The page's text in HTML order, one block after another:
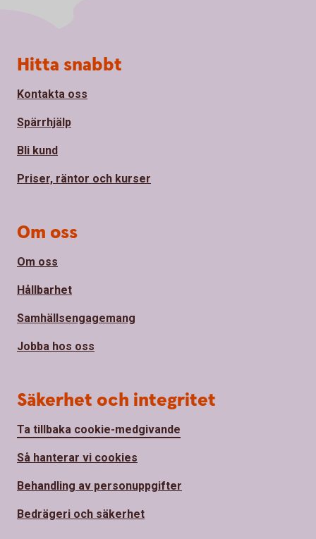
Sidfot
Hitta snabbt
Kontakta oss
Spärrhjälp
Bli kund
Priser, räntor och kurser
Om oss
Om oss
Hållbarhet
Samhällsengagemang
Jobba hos oss
Säkerhet och integritet
Ta tillbaka cookie-medgivande
Så hanterar vi cookies
Behandling av personuppgifter
Bedrägeri och säkerhet